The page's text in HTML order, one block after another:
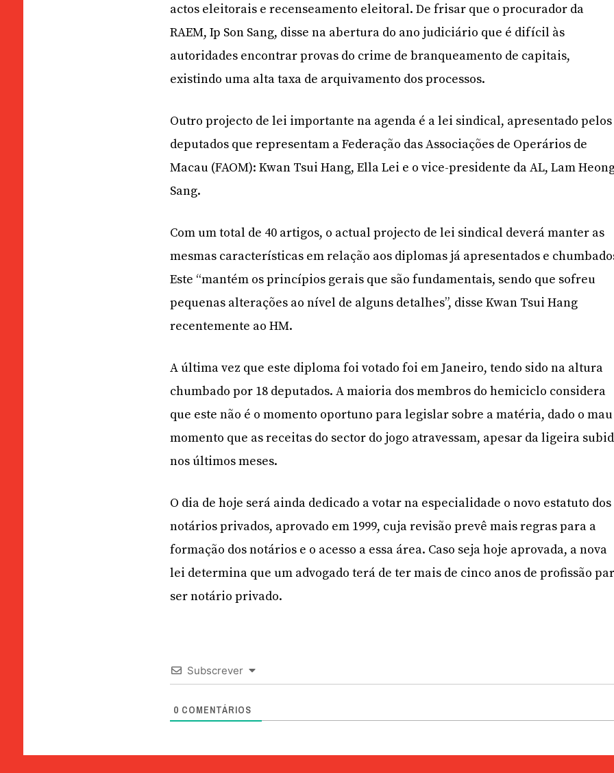
actos eleitorais e recenseamento eleitoral. De frisar que o procurador da
RAEM, Ip Son Sang, disse na abertura do ano judiciário que é difícil às
autoridades encontrar provas do crime de branqueamento de capitais,
existindo uma alta taxa de arquivamento dos processos.
Outro projecto de lei importante na agenda é a lei sindical, apresentado pelos
deputados que representam a Federação das Associações de Operários de
Macau (FAOM): Kwan Tsui Hang, Ella Lei e o vice-presidente da AL, Lam
Sang.
Com um total de 40 artigos, o actual projecto de lei sindical deverá manter as
mesmas características em relação aos diplomas já apresentados e
Este “mantém os princípios gerais que são fundamentais, sendo que sofreu
pequenas alterações ao nível de alguns detalhes”, disse Kwan Tsui Hang
recentemente ao HM.
A última vez que este diploma foi votado foi em Janeiro, tendo sido na altura
chumbado por 18 deputados. A maioria dos membros do hemiciclo considera
que este não é o momento oportuno para legislar sobre a matéria, dado o mau
momento que as receitas do sector do jogo atravessam, apesar da ligeira
nos últimos meses.
O dia de hoje será ainda dedicado a votar na especialidade o novo estatuto dos
notários privados, aprovado em 1999, cuja revisão prevê mais regras para a
formação dos notários e o acesso a essa área. Caso seja hoje aprovada, a nova
lei determina que um advogado terá de ter mais de cinco anos de profissão
ser notário privado.
Subscrever
0 COMENTÁRIOS